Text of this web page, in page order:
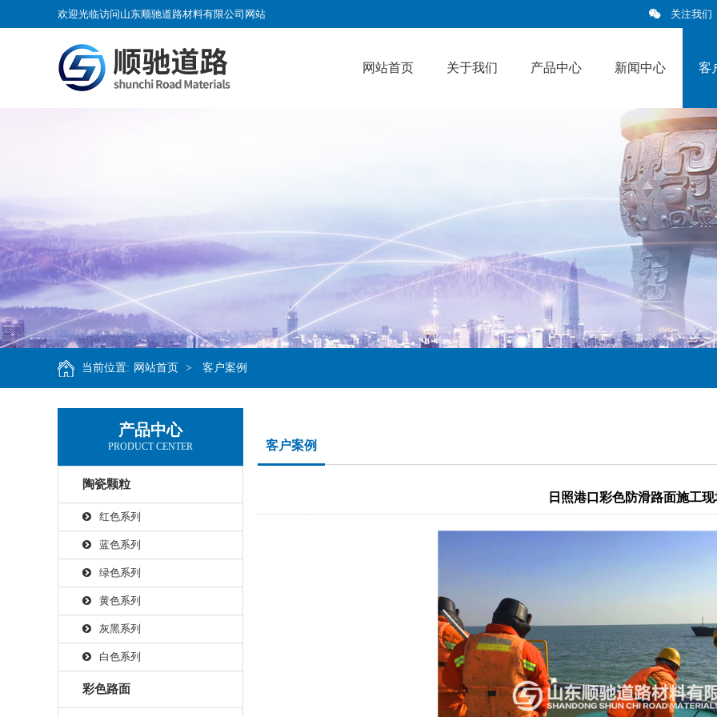
欢迎光临访问山东顺驰道路材料有限公司网站 关注我们
网站首页 关于我们 产品中心 新闻中心
客
客
当前位置: 网站首页 > 客户案例
产品中心
PRODUCT CENTER
陶瓷颗粒
红色系列
蓝色系列
绿色系列
黄色系列
灰黑系列
白色系列
彩色路面
客户案例
日照港口彩色防滑路面施工